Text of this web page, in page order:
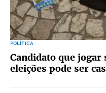
POLÍTICA
Candidato que jogar
eleições pode ser